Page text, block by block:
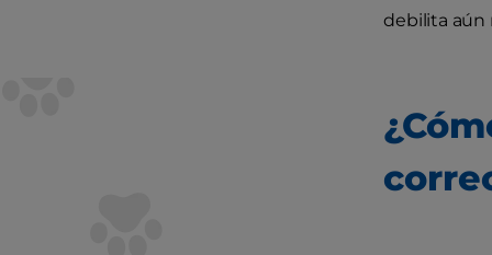
debilita aún